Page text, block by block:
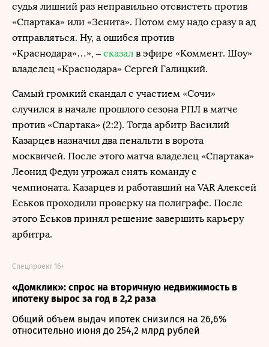
судья лишний раз неправильно отсвистеть против
«Спартака» или «Зенита». Потом ему надо сразу в ад
отправляться. Ну, а ошибся против
«Краснодара»…», – сказал в эфире «Коммент. Шоу»
владелец «Краснодара» Сергей Галицкий.
Самый громкий скандал с участием «Сочи»
случился в начале прошлого сезона РПЛ в матче
против «Спартака» (2:2). Тогда арбитр Василий
Казарцев назначил два пенальти в ворота
москвичей. После этого матча владелец «Спартака»
Леонид Федун угрожал снять команду с
чемпионата. Казарцев и работавший на VAR Алексей
Еськов проходили проверку на полиграфе. После
этого Еськов принял решение завершить карьеру
арбитра.
«Домклик»: спрос на вторичную недвижимость в
ипотеку вырос за год в 2,2 раза
Спецпроект 16+
Общий объем выдач ипотек снизился на 26,6%
относительно июня до 254,2 млрд рублей